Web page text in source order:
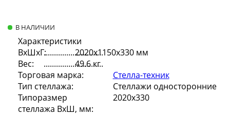
В НАЛИЧИИ
Характеристики
ВхШхГ:
2020х1150х330 мм
Вес:
49.6 кг
Торговая марка:
Стелла-техник
Тип стеллажа:
Стеллажи односторонние
Типоразмер
стеллажа ВхШ, мм:
2020х330